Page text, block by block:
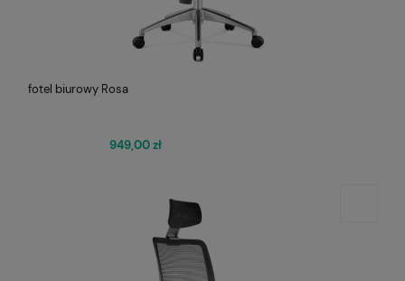
fotel biurowy Rosa
949,00 zł